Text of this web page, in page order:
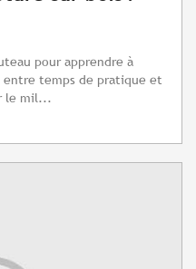
pour apprendre à
temps de pratique et
le mil...